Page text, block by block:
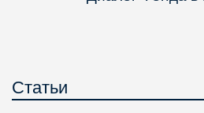
Статьи